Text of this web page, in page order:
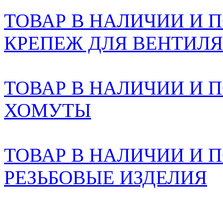
ТОВАР В НАЛИЧИИ И
КРЕПЕЖ ДЛЯ
ТОВАР В НАЛИЧИИ И
ХОМУТЫ
ТОВАР В НАЛИЧИИ И
РЕЗЬБОВЫЕ ИЗДЕЛИЯ